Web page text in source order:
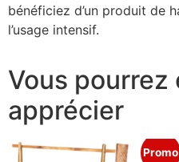
bénéficiez d’un produit de
l’usage intensif.
Vous pourrez
apprécier
Promo